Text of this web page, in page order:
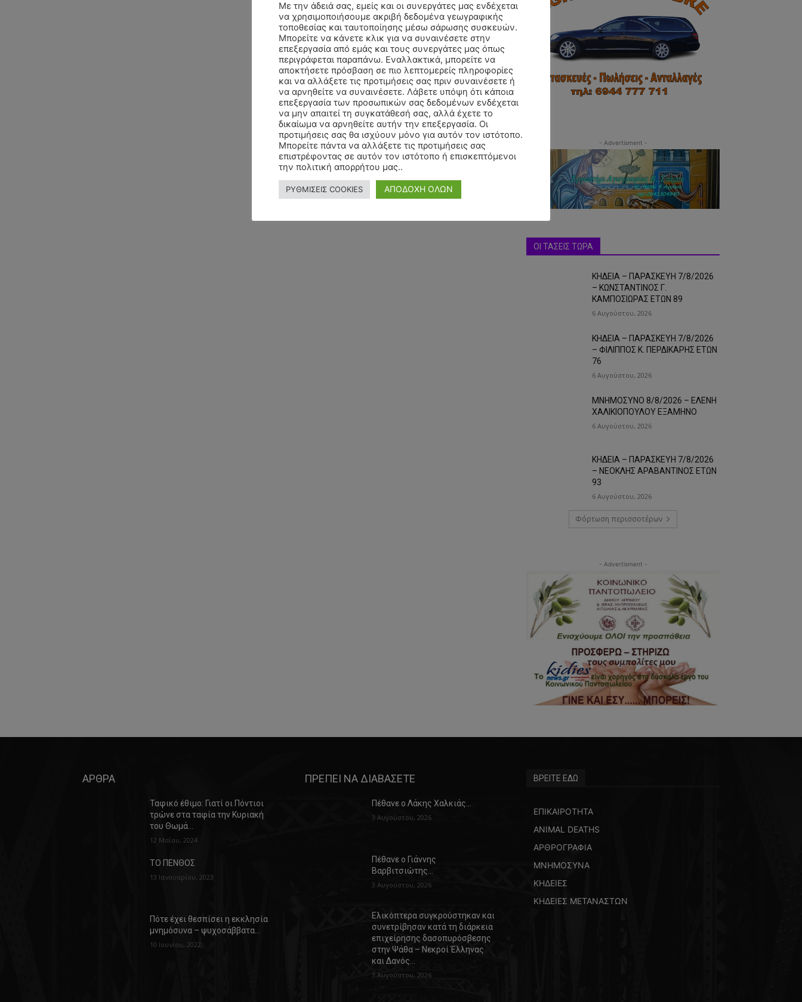
- Advertisment -
ΟΙ ΤΑΣΕΙΣ ΤΩΡΑ
ΚΗΔΕΙΑ – ΠΑΡΑΣΚΕΥΗ 7/8/2026
– ΚΩΝΣΤΑΝΤΙΝΟΣ Γ.
ΚΑΜΠΟΣΙΩΡΑΣ ΕΤΩΝ 89
6 Αυγούστου, 2026
ΚΗΔΕΙΑ – ΠΑΡΑΣΚΕΥΗ 7/8/2026
– ΦΙΛΙΠΠΟΣ Κ. ΠΕΡΔΙΚΑΡΗΣ ΕΤΩΝ
76
6 Αυγούστου, 2026
ΜΝΗΜΟΣΥΝΟ 8/8/2026 – ΕΛΕΝΗ
ΧΑΛΙΚΙΟΠΟΥΛΟΥ ΕΞΑΜΗΝΟ
6 Αυγούστου, 2026
ΚΗΔΕΙΑ – ΠΑΡΑΣΚΕΥΗ 7/8/2026
– ΝΕΟΚΛΗΣ ΑΡΑΒΑΝΤΙΝΟΣ ΕΤΩΝ
93
6 Αυγούστου, 2026
Φόρτωση περισσοτέρων
- Advertisment -
ΑΡΘΡΑ
Ταφικό έθιμο: Γιατί οι Πόντιοι
τρώνε στα ταφία την Κυριακή
του Θωμά…
12 Μαΐου, 2024
ΤΟ ΠΕΝΘΟΣ
13 Ιανουαρίου, 2023
Πότε έχει θεσπίσει η εκκλησία
μνημόσυνα – ψυχοσάββατα…
10 Ιουνίου, 2022
ΠΡΕΠΕΙ ΝΑ ΔΙΑΒΑΣΕΤΕ
Πέθανε ο Λάκης Χαλκιάς…
3 Αυγούστου, 2026
Πέθανε ο Γιάννης
Βαρβιτσιώτης…
3 Αυγούστου, 2026
Ελικόπτερα συγκρούστηκαν και
συνετρίβησαν κατά τη διάρκεια
επιχείρησης δασοπυρόσβεσης
στην Ψάθα – Νεκροί Έλληνας
και Δανός…
3 Αυγούστου, 2026
ΒΡΕΙΤΕ ΕΔΩ
ΕΠΙΚΑΙΡΟΤΗΤΑ
ANIMAL DEATHS
ΑΡΘΡΟΓΡΑΦΙΑ
ΜΝΗΜΟΣΥΝΑ
ΚΗΔΕΙΕΣ
ΚΗΔΕΙΕΣ ΜΕΤΑΝΑΣΤΩΝ
Με την άδειά σας, εμείς και οι συνεργάτες μας ενδέχεται
να χρησιμοποιήσουμε ακριβή δεδομένα γεωγραφικής
τοποθεσίας και ταυτοποίησης μέσω σάρωσης συσκευών.
Μπορείτε να κάνετε κλικ για να συναινέσετε στην
επεξεργασία από εμάς και τους συνεργάτες μας όπως
περιγράφεται παραπάνω. Εναλλακτικά, μπορείτε να
αποκτήσετε πρόσβαση σε πιο λεπτομερείς πληροφορίες
και να αλλάξετε τις προτιμήσεις σας πριν συναινέσετε ή
να αρνηθείτε να συναινέσετε. Λάβετε υπόψη ότι κάποια
επεξεργασία των προσωπικών σας δεδομένων ενδέχεται
να μην απαιτεί τη συγκατάθεσή σας, αλλά έχετε το
δικαίωμα να αρνηθείτε αυτήν την επεξεργασία. Οι
προτιμήσεις σας θα ισχύουν μόνο για αυτόν τον ιστότοπο.
Μπορείτε πάντα να αλλάξετε τις προτιμήσεις σας
επιστρέφοντας σε αυτόν τον ιστότοπο ή επισκεπτόμενοι
την πολιτική απορρήτου μας..
ΡΥΘΜΙΣΕΙΣ COOKIES ΑΠΟΔΟΧΗ ΟΛΩΝ